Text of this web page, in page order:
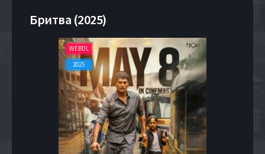
Бритва (2025)
WEBDL
2025